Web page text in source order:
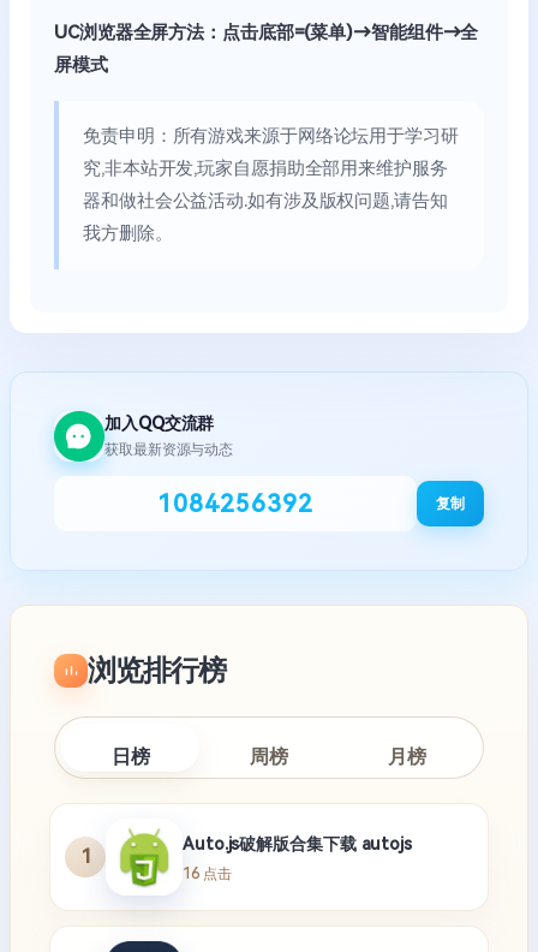
UC浏览器全屏方法：点击底部=(菜单)→智能组件→全
屏模式
免责申明：所有游戏来源于网络论坛用于学习研
究,非本站开发,玩家自愿捐助全部用来维护服务
器和做社会公益活动.如有涉及版权问题,请告知
我方删除。
加入QQ交流群
获取最新资源与动态
1084256392 复制
浏览排行榜
日榜 周榜 月榜
1
Auto.js破解版合集下载 autojs
16 点击